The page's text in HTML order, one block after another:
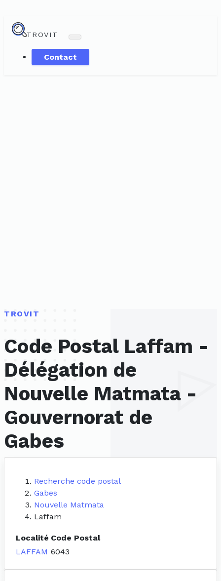
TROVIT
Contact
TROVIT
Code Postal Laffam -
Délégation de
Nouvelle Matmata -
Gouvernorat de
Gabes
Recherche code postal
Gabes
Nouvelle Matmata
Laffam
Localité Code Postal
LAFFAM 6043